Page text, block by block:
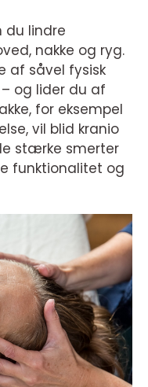
du lindre
nakke og ryg.
af såvel fysisk
og lider du af
for eksempel
vil blid kranio
stærke smerter
funktionalitet og